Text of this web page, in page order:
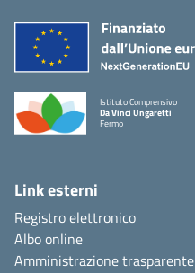
Istituto Comprensivo
Da Vinci Ungaretti
Fermo
Link esterni
Registro elettronico
Albo online
Amministrazione trasparente